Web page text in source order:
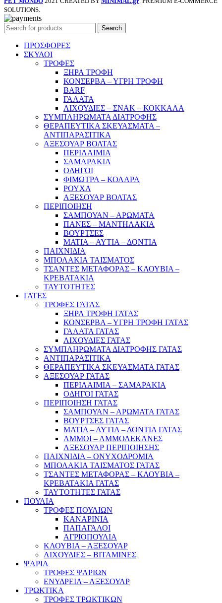
SOLUTIONS.
Search
ΠΡΟΣΦΟΡΕΣ
ΣΚΥΛΟΙ
ΤΡΟΦΕΣ
ΞΗΡΑ ΤΡΟΦΗ
ΚΟΝΣΕΡΒΑ – ΥΓΡΗ ΤΡΟΦΗ
BARF
ΓΑΛΑΤΑ
ΛΙΧΟΥΔΙΕΣ – ΣΝΑΚ – ΚΟΚΚΑΛΑ
ΣΥΜΠΛΗΡΩΜΑΤΑ ΔΙΑΤΡΟΦΗΣ
ΘΕΡΑΠΕΥΤΙΚΑ ΣΚΕΥΑΣΜΑΤΑ –
ΑΝΤΙΠΑΡΑΣΙΤΙΚΑ
ΑΞΕΣΟΥΑΡ ΒΟΛΤΑΣ
ΠΕΡΙΛΑΙΜΙΑ
ΣΑΜΑΡΑΚΙΑ
ΟΔΗΓΟΙ
ΦΙΜΩΤΡΑ – ΚΟΛΑΡΑ
ΡΟΥΧΑ
ΑΞΕΣΟΥΑΡ ΒΟΛΤΑΣ
ΠΕΡΙΠΟΙΗΣΗ
ΣΑΜΠΟΥΑΝ – ΑΡΩΜΑΤΑ
ΠΑΝΕΣ – ΜΑΝΤΗΛΑΚΙΑ
ΒΟΥΡΤΣΕΣ
ΜΑΤΙΑ – ΑΥΤΙΑ – ΔΟΝΤΙΑ
ΠΑΙΧΝΙΔΙΑ
ΜΠΟΛΑΚΙΑ ΤΑΙΣΜΑΤΟΣ
ΤΣΑΝΤΕΣ ΜΕΤΑΦΟΡΑΣ – ΚΛΟΥΒΙΑ –
ΚΡΕΒΑΤΑΚΙΑ
ΤΑΥΤΟΤΗΤΕΣ
ΓΑΤΕΣ
ΤΡΟΦΕΣ ΓΑΤΑΣ
ΞΗΡΑ ΤΡΟΦΗ ΓΑΤΑΣ
ΚΟΝΣΕΡΒΑ – ΥΓΡΗ ΤΡΟΦΗ ΓΑΤΑΣ
ΓΑΛΑΤΑ ΓΑΤΑΣ
ΛΙΧΟΥΔΙΕΣ ΓΑΤΑΣ
ΣΥΜΠΛΗΡΩΜΑΤΑ ΔΙΑΤΡΟΦΗΣ ΓΑΤΑΣ
ΑΝΤΙΠΑΡΑΣΙΤΙΚΑ
ΘΕΡΑΠΕΥΤΙΚΑ ΣΚΕΥΑΣΜΑΤΑ ΓΑΤΑΣ
ΑΞΕΣΟΥΑΡ ΓΑΤΑΣ
ΠΕΡΙΛΑΙΜΙΑ – ΣΑΜΑΡΑΚΙΑ
ΟΔΗΓΟΙ ΓΑΤΑΣ
ΠΕΡΙΠΟΙΗΣΗ ΓΑΤΑΣ
ΣΑΜΠΟΥΑΝ – ΑΡΩΜΑΤΑ ΓΑΤΑΣ
ΒΟΥΡΤΣΕΣ ΓΑΤΑΣ
ΜΑΤΙΑ – ΑΥΤΙΑ – ΔΟΝΤΙΑ ΓΑΤΑΣ
ΑΜΜΟΙ – ΑΜΜΟΛΕΚΑΝΕΣ
ΑΞΕΣΟΥΑΡ ΠΕΡΙΠΟΙΗΣΗΣ
ΠΑΙΧΝΙΔΙΑ – ΟΝΥΧΟΔΡΟΜΙΑ
ΜΠΟΛΑΚΙΑ ΤΑΙΣΜΑΤΟΣ ΓΑΤΑΣ
ΤΣΑΝΤΕΣ ΜΕΤΑΦΟΡΑΣ – ΚΛΟΥΒΙΑ –
ΚΡΕΒΑΤΑΚΙΑ ΓΑΤΑΣ
ΤΑΥΤΟΤΗΤΕΣ ΓΑΤΑΣ
ΠΟΥΛΙΑ
ΤΡΟΦΕΣ ΠΟΥΛΙΩΝ
ΚΑΝΑΡΙΝΙΑ
ΠΑΠΑΓΑΛΟΙ
ΑΓΡΙΟΠΟΥΛΙΑ
ΚΛΟΥΒΙΑ – ΑΞΕΣΟΥΑΡ
ΛΙΧΟΥΔΙΕΣ – ΒΙΤΑΜΙΝΕΣ
ΨΑΡΙΑ
ΤΡΟΦΕΣ ΨΑΡΙΩΝ
ΕΝΥΔΡΕΙΑ – ΑΞΕΣΟΥΑΡ
ΤΡΩΚΤΙΚΑ
ΤΡΟΦΕΣ ΤΡΩΚΤΙΚΩΝ